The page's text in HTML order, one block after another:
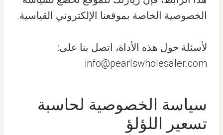
الخصوصية الخاصة بموقعنا الإلكتروني القياسية.
لأسئلة حول هذه الأداة، اتصل بنا على:
info@pearlswholesaler.com
سياسة الخصوصية لحاسبة
تسعير اللؤلؤ